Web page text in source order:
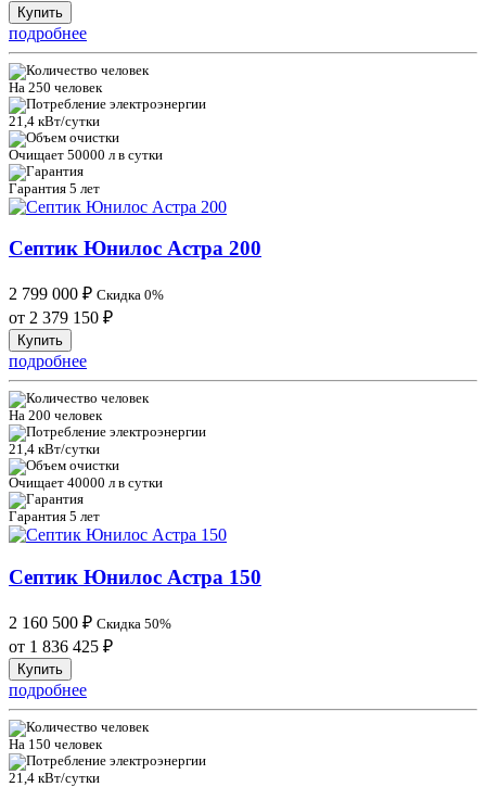
Купить
подробнее
На 250 человек
21,4 кВт/сутки
Очищает 50000 л в сутки
Гарантия 5 лет
Септик Юнилос Астра 200
2 799 000 ₽ Скидка 0%
от 2 379 150 ₽
Купить
подробнее
На 200 человек
21,4 кВт/сутки
Очищает 40000 л в сутки
Гарантия 5 лет
Септик Юнилос Астра 150
2 160 500 ₽ Скидка 50%
от 1 836 425 ₽
Купить
подробнее
На 150 человек
21,4 кВт/сутки